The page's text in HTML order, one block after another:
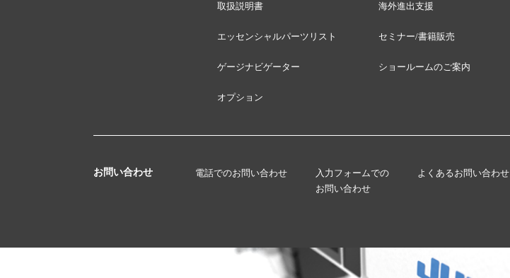
取扱説明書
エッセンシャルパーツリスト
ゲージナビゲーター
オプション
海外進出支援
セミナー/書籍販売
ショールームのご案内
お問い合わせ 電話でのお問い合わせ
入力フォームでの
お問い合わせ
よくあるお問い合わせ